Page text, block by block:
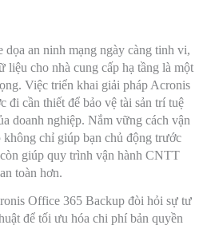
dọa an ninh mạng ngày càng tinh vi,
liệu cho nhà cung cấp hạ tầng là một
Việc triển khai giải pháp Acronis
đi cần thiết để bảo vệ tài sản trí tuệ
doanh nghiệp. Nắm vững cách vận
chỉ giúp bạn chủ động trước
giúp quy trình vận hành CNTT
toàn hơn.
Office 365 Backup đòi hỏi sự tư
để tối ưu hóa chi phí bản quyền